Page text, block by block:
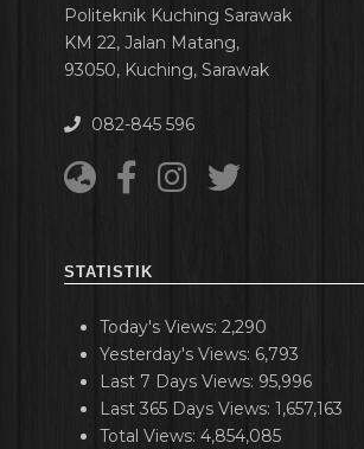
Politeknik Kuching Sarawak
KM 22, Jalan Matang,
93050, Kuching, Sarawak
082-845 596
STATISTIK
Today's Views: 2,290
Yesterday's Views: 6,793
Last 7 Days Views: 95,996
Last 365 Days Views: 1,657,163
Total Views: 4,854,085